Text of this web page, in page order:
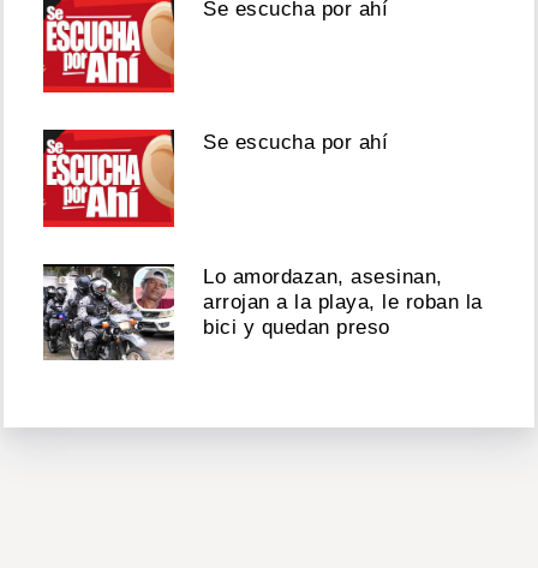
Se escucha por ahí
Se escucha por ahí
Lo amordazan, asesinan,
arrojan a la playa, le roban la
bici y quedan preso